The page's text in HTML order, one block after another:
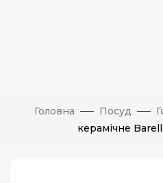
Головна Посуд
керамічне